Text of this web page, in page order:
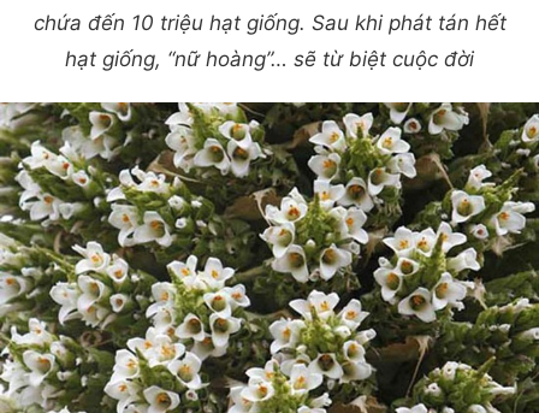
chứa đến 10 triệu hạt giống. Sau khi phát tán hết
hạt giống, “nữ hoàng”… sẽ từ biệt cuộc đời